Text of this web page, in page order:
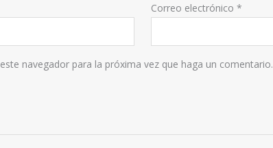
Correo electrónico *
navegador para la próxima vez que haga un comentario.